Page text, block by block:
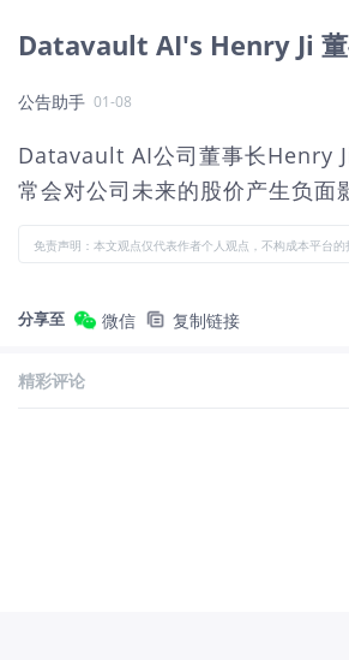
Datavault AI's Henry Ji
公告助手 01-08
Datavault AI公司董事长Henry
常会对公司未来的股价产生负面
免责声明：本文观点仅代表作者个人观点，不构成本平台
分享至 微信 复制链接
精彩评论